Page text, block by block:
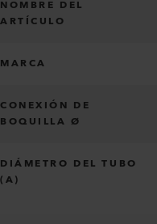
NOMBRE DEL
ARTÍCULO
MARCA
CONEXIÓN DE
BOQUILLA Ø
DIÁMETRO DEL TUBO
(A)